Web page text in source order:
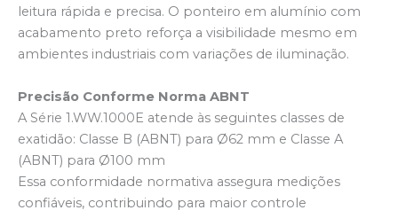
leitura rápida e precisa. O ponteiro em alumínio com
acabamento preto reforça a visibilidade mesmo em
ambientes industriais com variações de iluminação.
Precisão Conforme Norma ABNT
A Série 1.WW.1000E atende às seguintes classes de
exatidão: Classe B (ABNT) para Ø62 mm e Classe A
(ABNT) para Ø100 mm
Essa conformidade normativa assegura medições
confiáveis, contribuindo para maior controle